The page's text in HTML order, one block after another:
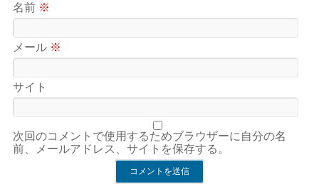
名前 ※
メール ※
サイト
次回のコメントで使用するためブラウザーに自分の名
前、メールアドレス、サイトを保存する。